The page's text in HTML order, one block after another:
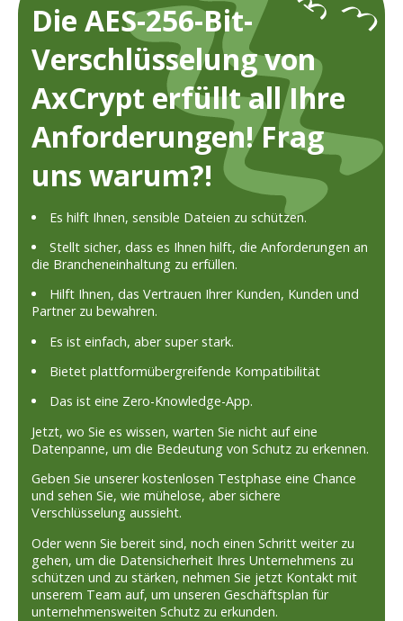
Die AES-256-Bit-
Verschlüsselung von
AxCrypt erfüllt all Ihre
Anforderungen! Frag
uns warum?!
Es hilft Ihnen, sensible Dateien zu schützen.
Stellt sicher, dass es Ihnen hilft, die Anforderungen an
die Brancheneinhaltung zu erfüllen.
Hilft Ihnen, das Vertrauen Ihrer Kunden, Kunden und
Partner zu bewahren.
Es ist einfach, aber super stark.
Bietet plattformübergreifende Kompatibilität
Das ist eine Zero-Knowledge-App.
Jetzt, wo Sie es wissen, warten Sie nicht auf eine
Datenpanne, um die Bedeutung von Schutz zu erkennen.
Geben Sie unserer kostenlosen Testphase eine Chance
und sehen Sie, wie mühelose, aber sichere
Verschlüsselung aussieht.
Oder wenn Sie bereit sind, noch einen Schritt weiter zu
gehen, um die Datensicherheit Ihres Unternehmens zu
schützen und zu stärken, nehmen Sie jetzt Kontakt mit
unserem Team auf, um unseren Geschäftsplan für
unternehmensweiten Schutz zu erkunden.